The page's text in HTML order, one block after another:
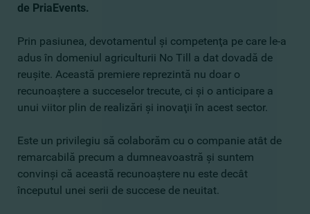
de PriaEvents.
Prin pasiunea, devotamentul şi competenţa pe care le-a
adus în domeniul agriculturii No Till a dat dovadă de
reuşite. Această premiere reprezintă nu doar o
recunoaştere a succeselor trecute, ci şi o anticipare a
unui viitor plin de realizări şi inovaţii în acest sector.
Este un privilegiu să colaborăm cu o companie atât de
remarcabilă precum a dumneavoastră şi suntem
convinşi că această recunoaştere nu este decât
începutul unei serii de succese de neuitat.